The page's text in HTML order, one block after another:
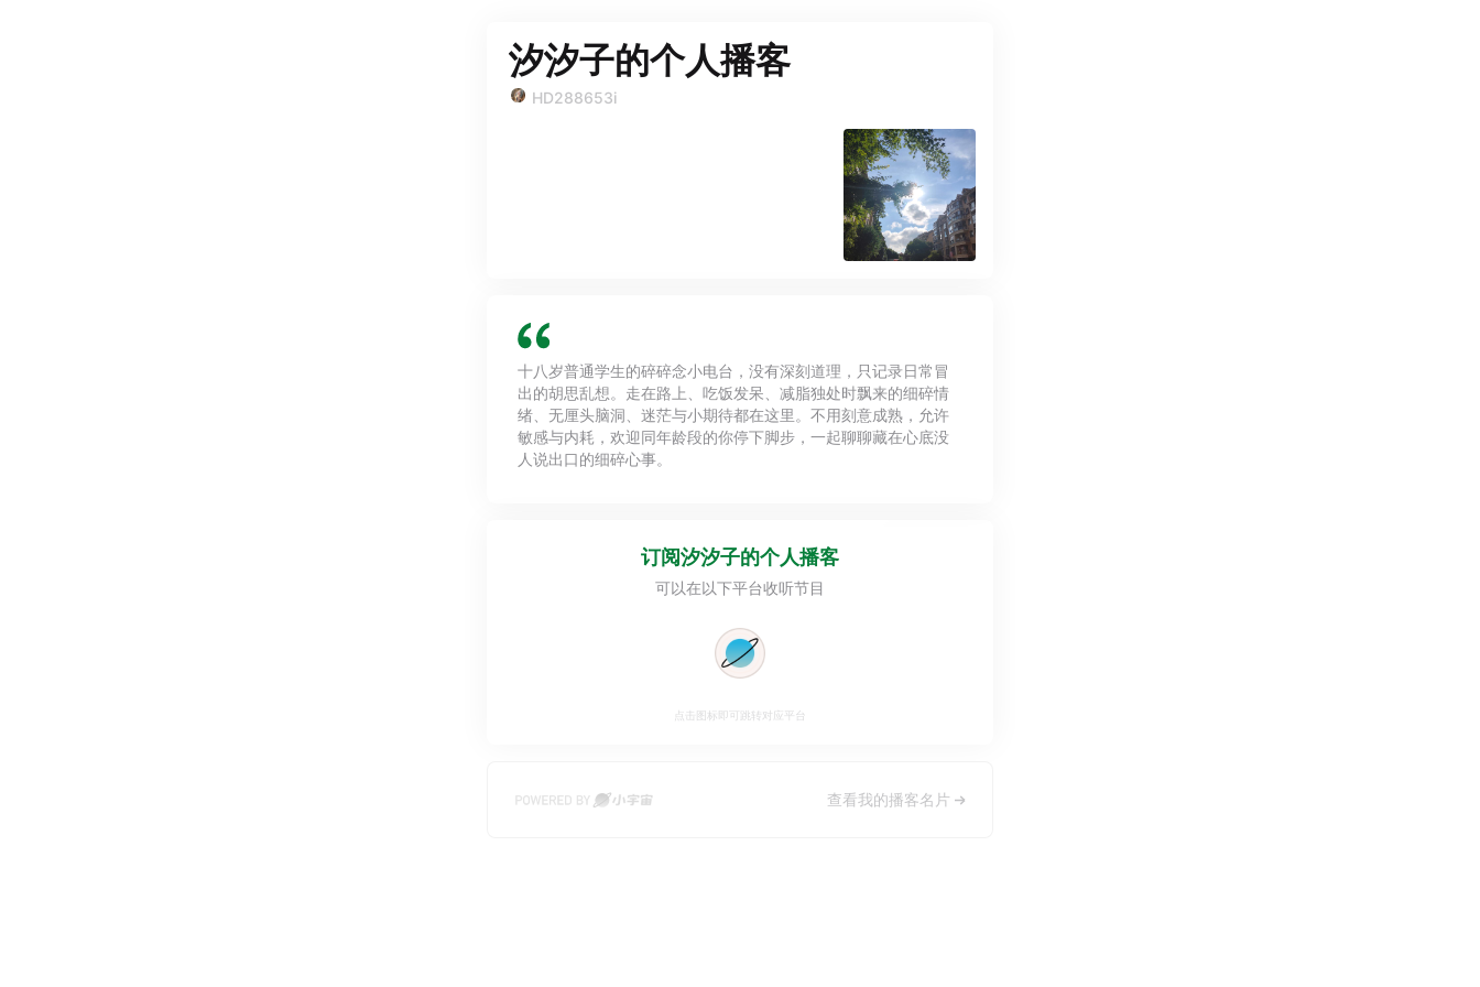
汐汐子的个人播客
HD288653i
十八岁普通学生的碎碎念小电台，没有深刻道理，只记录日常冒
出的胡思乱想。走在路上、吃饭发呆、减脂独处时飘来的细碎情
绪、无厘头脑洞、迷茫与小期待都在这里。不用刻意成熟，允许
敏感与内耗，欢迎同年龄段的你停下脚步，一起聊聊藏在心底没
人说出口的细碎心事。
订阅汐汐子的个人播客
可以在以下平台收听节目
点击图标即可跳转对应平台
查看我的播客名片